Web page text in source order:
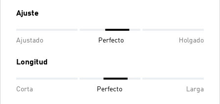
Ajuste
Ajustado Perfecto Holgado
Longitud
Corta Perfecto Larga